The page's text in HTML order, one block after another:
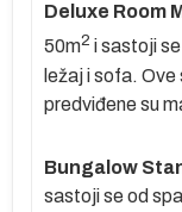
Deluxe Room
50m2 i sastoji
ležaj i sofa.
predviđene su
Bungalow
sastoji se od